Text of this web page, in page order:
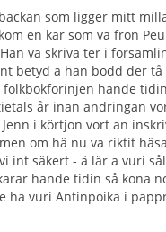
som ligger mitt
en kar som va fron
va skriva ter i
betyd ä han bodd der tå
folkbokförinjen hande
år inan ändringan
i körtjon vort an
om hä nu va riktit
int säkert - ä lär a vuri
hande tidin så kona
ha vuri Antinpoika i